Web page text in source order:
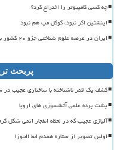
چه کسی کامپیوتر را اختراع کرد؟
اینشتین اگر نبود، گوگل مپ هم نبود
ایران در عرصه علوم شناختی جزو ۲۰ کشور برتر جهان است
پربحث
کشف یک قمر ناشناخته با ساختاری عجیب در
پشت پرده علمی آتشسوزی های اروپا
آلیاژی عجیب که در لحظه انفجار اتمی شکل
اولین تصویر از ستاره همدم ابط الجوزا